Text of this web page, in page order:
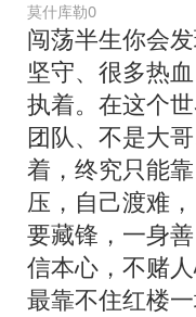
莫什库勒0
闯荡半生你会
坚守、很多热
执着。在这个
团队、不是大
着，终究只能
压，自己渡难
要藏锋，一身
信本心，不赌
最靠不住红楼